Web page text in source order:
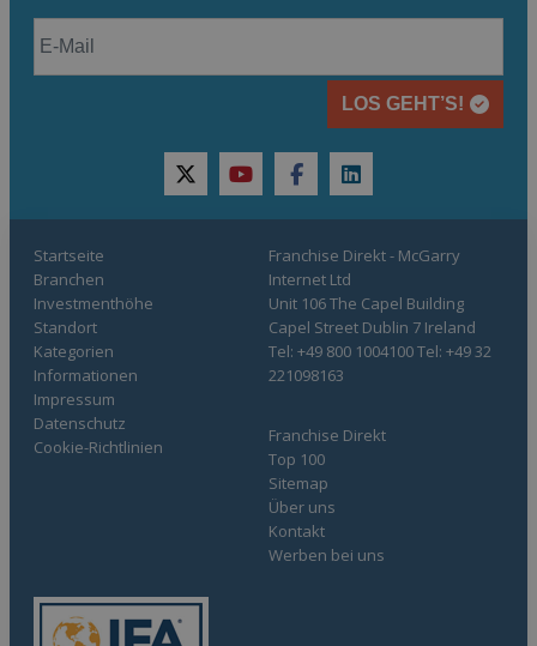
LOS GEHT’S!
twitteryoutubefacebooklinkedin
Startseite
Branchen
Investmenthöhe
Standort
Kategorien
Informationen
Franchise Direkt
Top 100
Sitemap
Über uns
Kontakt
Werben bei uns
Impressum
Datenschutz
Cookie-Richtlinien
Franchise Direkt - McGarry
Internet Ltd
Unit 106 The Capel Building
Capel Street Dublin 7 Ireland
Tel: +49 800 1004100 Tel: +49 32
221098163